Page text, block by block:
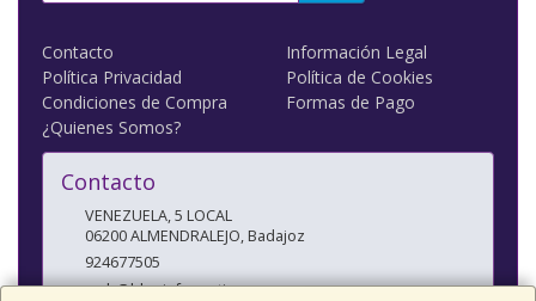
Contacto
Información Legal
Política Privacidad
Política de Cookies
Condiciones de Compra
Formas de Pago
¿Quienes Somos?
Contacto
VENEZUELA, 5 LOCAL
06200ALMENDRALEJO,Badajoz
924677505
web@blueinformatica.com